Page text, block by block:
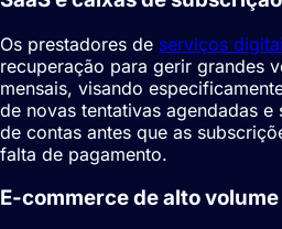
Os prestadores de serviços
recuperação para gerir grandes
mensais, visando
de novas tentativas agendadas
de contas antes que as
falta de pagamento.
E-commerce de alto volume